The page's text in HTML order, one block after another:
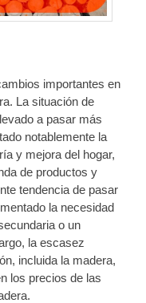
importantes en
La situación de
a pasar más
notablemente la
y mejora del hogar,
de productos y
tendencia de pasar
la necesidad
o un
la escasez
incluida la madera,
los precios de las